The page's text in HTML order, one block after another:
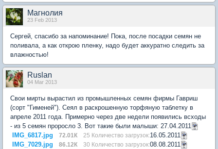
Магнолия
23 Feb 2013
Сергей, спасибо за напоминание! Пока, после посадки семян не
поливала, а как открою пленку, надо будет аккуратно следить за
влажностью!
Ruslan
04 Mar 2013
Свои мирты вырастил из промышленных семян фирмы Гавриш
(сорт "Гименей"). Сеял в раскрошенную торфяную таблетку в
апреле 2011 года. Примерно через две недели появились всходы
- из 5 семян проросло 3. Вот такие были малыши: 27.04.2011
IMG_6817.jpg
72.01К 25 Количество загрузок:16.05.2011
IMG_7029.jpg
86.12К 30 Количество загрузок:08.08.2011